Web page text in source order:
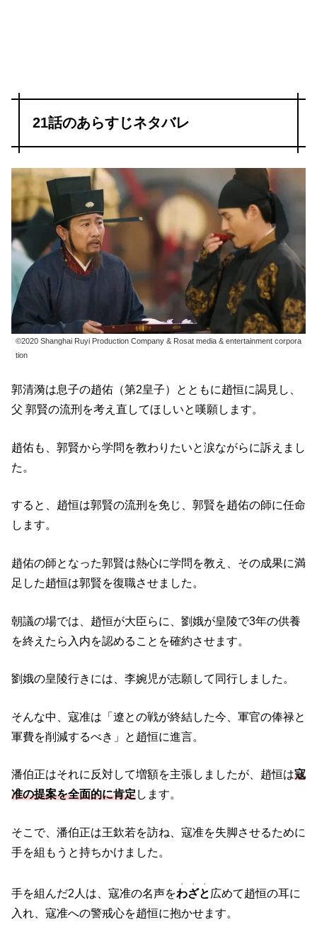
21話のあらすじネタバレ
©2020 Shanghai Ruyi Production Company & Rosat media & entertainment corpora
tion
郭清漪は息子の趙佑（第2皇子）とともに趙恒に謁見し、
父 郭賢の流刑を考え直してほしいと嘆願します。
趙佑も、郭賢から学問を教わりたいと涙ながらに訴えまし
た。
すると、趙恒は郭賢の流刑を免じ、郭賢を趙佑の師に任命
します。
趙佑の師となった郭賢は熱心に学問を教え、その成果に満
足した趙恒は郭賢を復職させました。
朝議の場では、趙恒が大臣らに、劉娥が皇陵で3年の供養
を終えたら入内を認めることを確約させます。
劉娥の皇陵行きには、李婉児が志願して同行しました。
そんな中、寇准は「遼との戦が終結した今、軍官の俸禄と
軍費を削減するべき」と趙恒に進言。
潘伯正はそれに反対して増額を主張しましたが、趙恒は寇
准の提案を全面的に肯定します。
そこで、潘伯正は王欽若を訪ね、寇准を失脚させるために
手を組もうと持ちかけました。
手を組んだ2人は、寇准の名声をわざと
・・・
広めて趙恒の耳に
入れ、寇准への警戒心を趙恒に抱かせます。